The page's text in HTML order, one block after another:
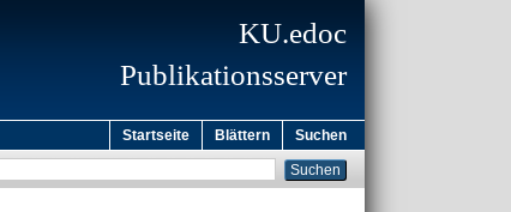
KU.edoc
Publikationsserver
Startseite Blättern Suchen